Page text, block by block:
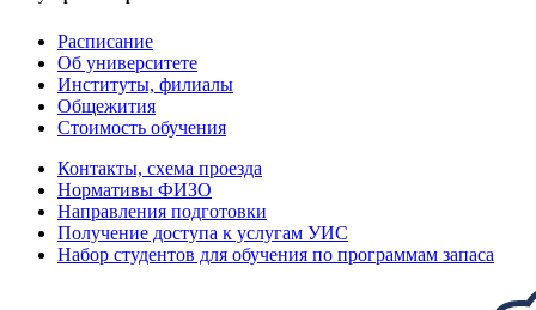
Расписание
Об университете
Институты, филиалы
Общежития
Стоимость обучения
Контакты, схема проезда
Нормативы ФИЗО
Направления подготовки
Получение доступа к услугам УИС
Набор студентов для обучения по программам запаса